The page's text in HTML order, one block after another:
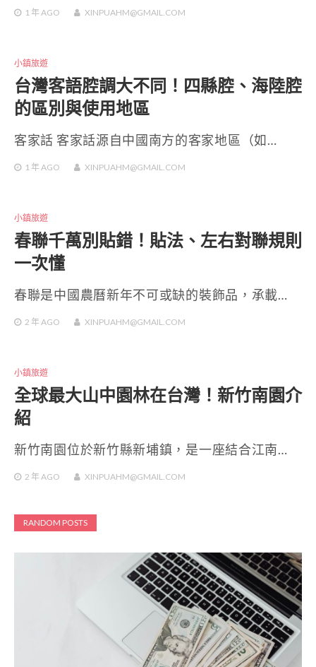
1 年 AGO XINPUAHM@GMAIL.COM
小鎮旅遊
台灣客語腔調大不同！四縣腔、海陸腔
的區別與使用地區
客家話 客家話源自中國南方的客家地區（如…
1 年 AGO XINPUAHM@GMAIL.COM
小鎮旅遊
春聯千萬別貼錯！貼法、左右對聯規則
一次懂
春聯是中國農曆新年不可或缺的裝飾品，承載…
2 年 AGO XINPUAHM@GMAIL.COM
小鎮旅遊
全球最大山中園林在台灣！新竹南園介
紹
新竹南園位於新竹縣新埔鎮，是一座結合江南…
2 年 AGO XINPUAHM@GMAIL.COM
RANDOM POSTS